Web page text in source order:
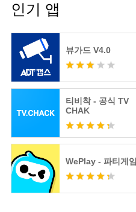
인기 앱
뷰가드 V4.0
티비착 - 공식 TV
CHAK
WePlay - 파티게임